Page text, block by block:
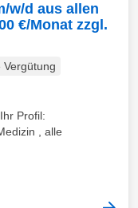
w/d aus allen
€/Monat zzgl.
Vergütung
Profil:
, alle